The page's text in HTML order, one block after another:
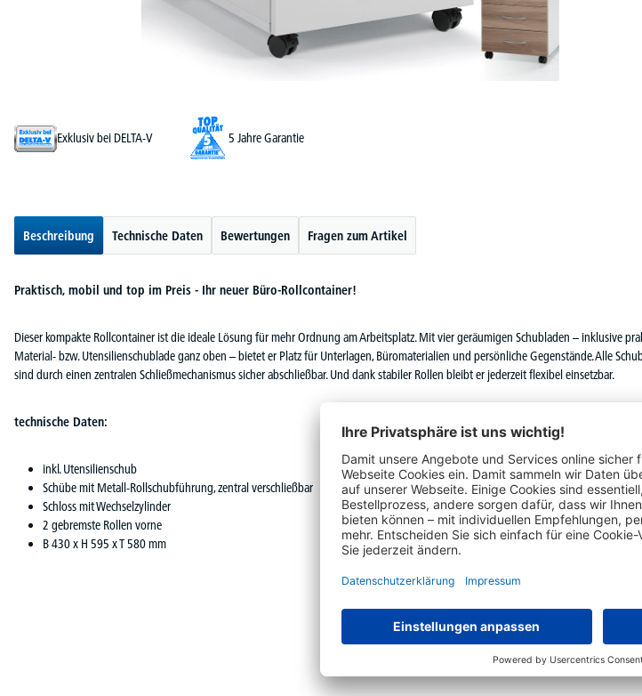
Exklusiv bei DELTA-V 5 Jahre Garantie
Beschreibung Technische Daten Bewertungen Fragen zum Artikel
Praktisch, mobil und top im Preis - Ihr neuer Büro-Rollcontainer!
Dieser kompakte Rollcontainer ist die ideale Lösung für mehr Ordnung am Arbeitsplatz. Mit vier geräumigen Schubladen – inklusive
Material- bzw. Utensilienschublade ganz oben – bietet er Platz für Unterlagen, Büromaterialien und persönliche Gegenstände. Alle
sind durch einen zentralen Schließmechanismus sicher abschließbar. Und dank stabiler Rollen bleibt er jederzeit flexibel einsetzbar.
technische Daten:
inkl. Utensilienschub
Schübe mit Metall-Rollschubführung, zentral verschließbar
Schloss mit Wechselzylinder
2 gebremste Rollen vorne
B 430 x H 595 x T 580 mm
Das hat auch andere